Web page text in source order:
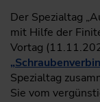
Der Spezialtag
mit Hilfe der
Vortag
Spezialtag
Sie vom